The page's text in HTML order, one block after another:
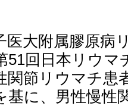
医大附属膠原病
51回日本リウマ
関節リウマチ患
基に、男性慢